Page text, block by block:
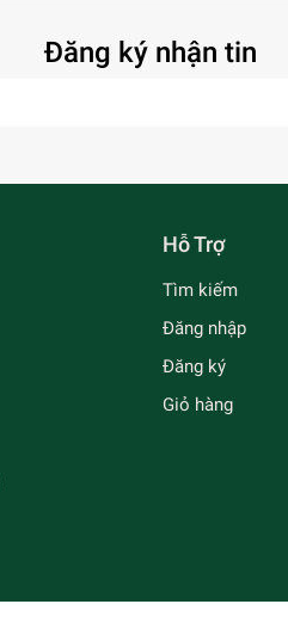
Đăng ký nhận tin
Hỗ Trợ
Tìm kiếm
Đăng nhập
Đăng ký
Giỏ hàng